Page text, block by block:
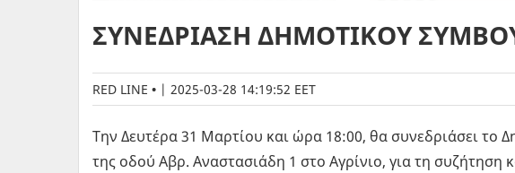
ΣΥΝΕΔΡΙΑΣΗ ΔΗΜΟΤΙΚΟΥ
RED LINE | 2025-03-28 14:19:52 EET
Την Δευτέρα 31 Μαρτίου και ώρα 18:00, θα συνεδριάσει το
της οδού Αβρ. Αναστασιάδη 1 στο Αγρίνιο, για τη